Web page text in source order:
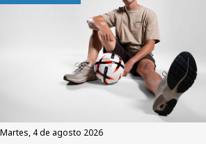
martes, 4 de agosto 2026